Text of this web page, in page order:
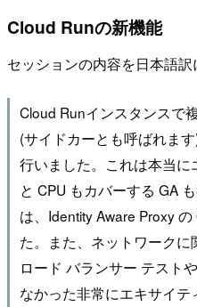
Cloud Runの新機能
セッションの内容を日本語訳
Cloud Runインスタンスで
(サイドカーとも呼ばれま
行いました。これは本当
と CPU もカバーする GA
は、Identity Aware Proxy
た。また、ネットワーク
ロード バランサー テスト
なかった非常にエキサイ